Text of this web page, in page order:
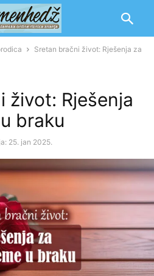
Sretan bračni život: Rješenja za
život: Rješenja
braku
25. jan 2025.